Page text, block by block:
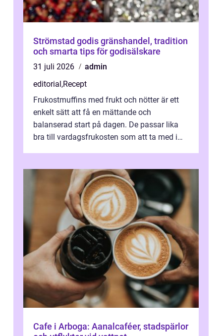
Strömstad godis gränshandel, tradition
och smarta tips för godisälskare
31 juli 2026
admin
editorial,Recept
Frukostmuffins med frukt och nötter är ett
enkelt sätt att få en mättande och
balanserad start på dagen. De passar lika
bra till vardagsfrukosten som att ta med i
Cafe i Arboga: Aanalcaféer, stadspärlor